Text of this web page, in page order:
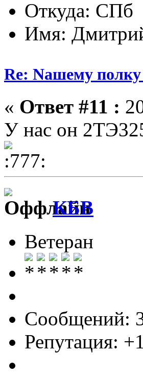
Откуда: СПб
Имя:
Re: Nашему
« Ответ #11 :
У нас он
КБВ
Ветеран
Сообщений:
Репутация: